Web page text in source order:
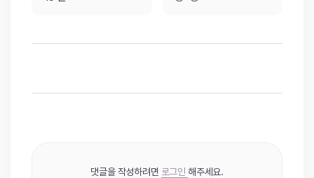
댓글을 작성하려면 로그인 해주세요.